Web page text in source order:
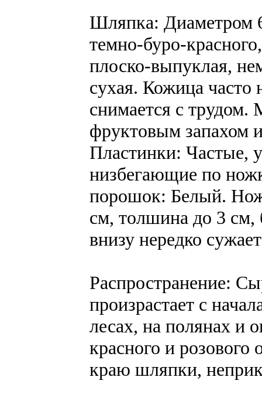
Шляпка: Диаметром
темно-буро-
плоско-выпуклая,
сухая. Кожица часто
снимается с трудом.
фруктовым запахом
Пластинки: Частые,
низбегающие по
порошок: Белый.
см, толшина до 3 см,
внизу нередко
Распространение:
произрастает с
лесах, на полянах и
красного и розового
краю шляпки,